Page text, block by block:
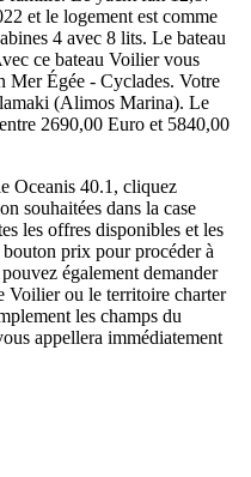
et le logement est comme
4 avec 8 lits. Le bateau
ce bateau Voilier vous
Mer Égée - Cyclades. Votre
(Alimos Marina). Le
2690,00 Euro et 5840,00
Oceanis 40.1, cliquez
souhaitées dans la case
les offres disponibles et les
prix pour procéder à
également demander
Voilier ou le territoire charter
les champs du
appellera immédiatement